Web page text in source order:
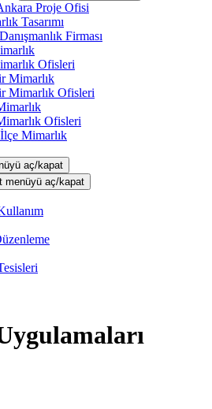
Proje Ofisi
Tasarımı
Firması
Ofisleri
Mimarlık
Mimarlık Ofisleri
Ofisleri
Mimarlık
aç/kapat
menüyü aç/kapat